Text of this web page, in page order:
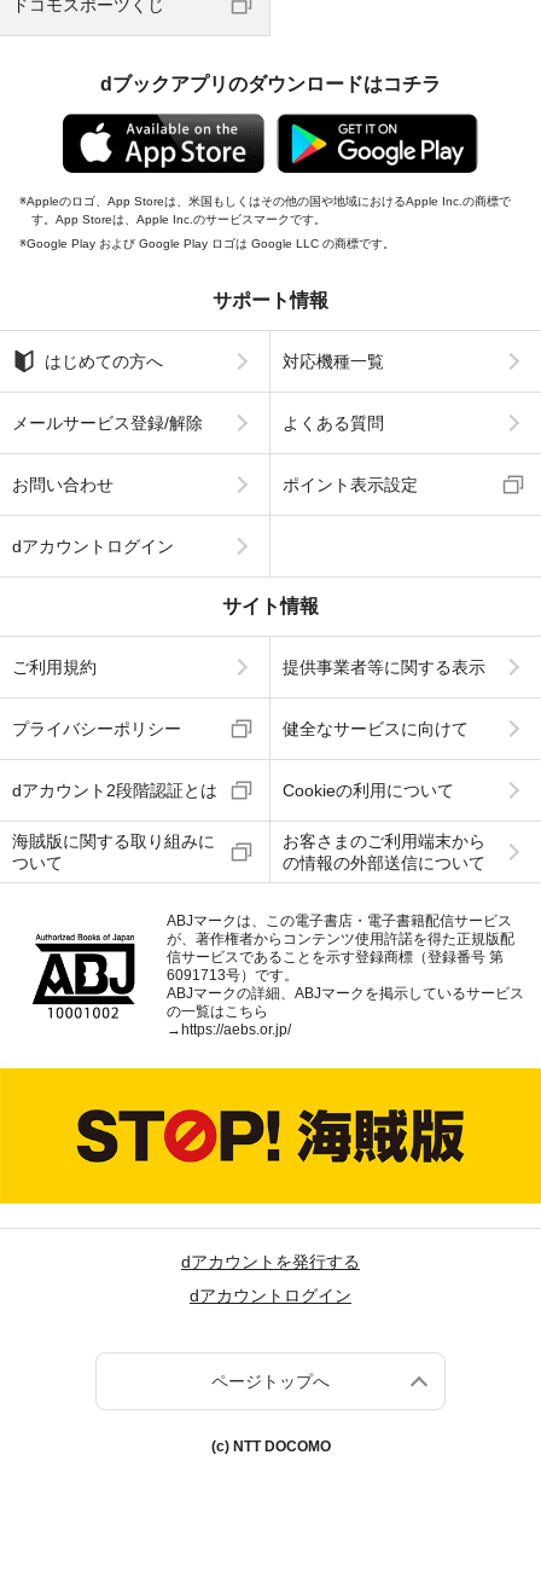
ドコモスポーツくじ
dブックアプリのダウンロードはコチラ
Appleのロゴ、App Storeは、米国もしくはその他の国や地域におけるApple Inc.の商標で
す。App Storeは、Apple Inc.のサービスマークです。
Google Play および Google Play ロゴは Google LLC の商標です。
サポート情報
はじめての方へ 対応機種一覧
メールサービス登録/解除 よくある質問
お問い合わせ ポイント表示設定
dアカウントログイン
サイト情報
ご利用規約 提供事業者等に関する表示
プライバシーポリシー 健全なサービスに向けて
dアカウント2段階認証とは Cookieの利用について
海賊版に関する取り組みに
ついて
お客さまのご利用端末から
の情報の外部送信について
ABJマークは、この電子書店・電子書籍配信サービス
が、著作権者からコンテンツ使用許諾を得た正規版配
信サービスであることを示す登録商標（登録番号 第
6091713号）です。
ABJマークの詳細、ABJマークを掲示しているサービス
の一覧はこちら
→ https://aebs.or.jp/
dアカウントを発行する
dアカウントログイン
ページトップへ
(c) NTT DOCOMO